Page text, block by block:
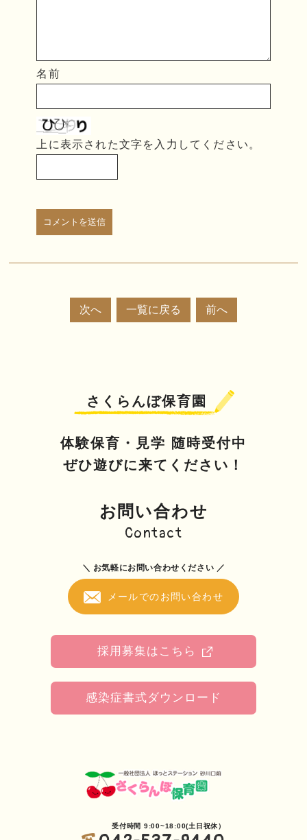
名前
上に表示された文字を入力してください。
次へ 一覧に戻る 前へ
さくらんぼ保育園
体験保育・見学 随時受付中
ぜひ遊びに来てください！
お問い合わせ
Contact
＼ お気軽にお問い合わせください ／
メールでのお問い合わせ
採用募集はこちら
感染症書式ダウンロード
受付時間 9:00~18:00(土日祝休）